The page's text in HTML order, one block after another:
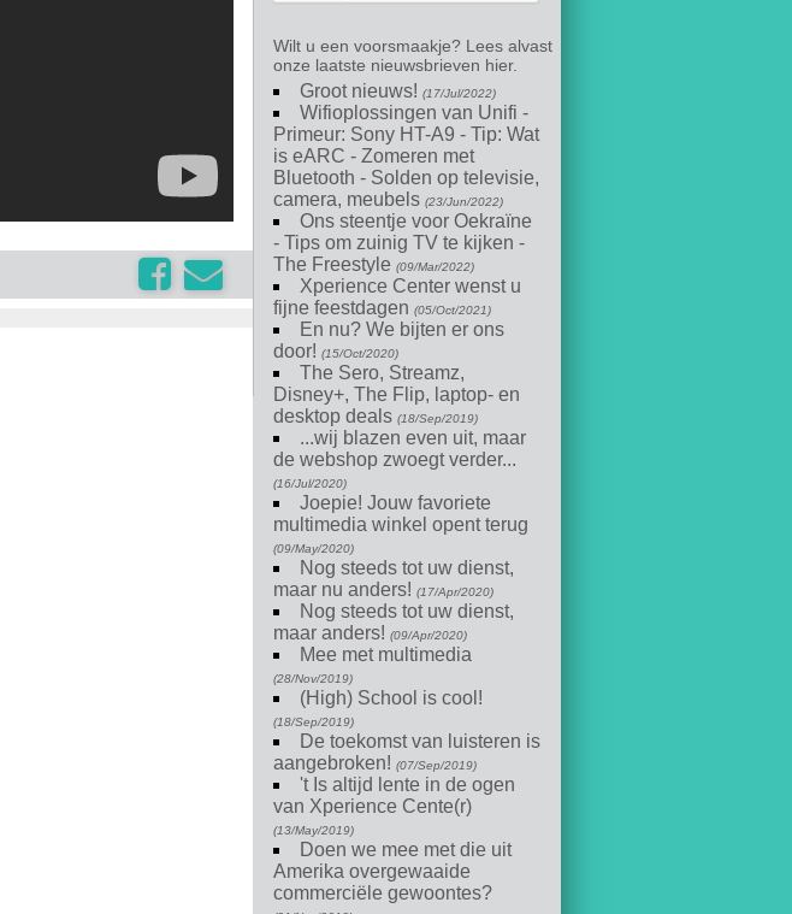
Wilt u een voorsmaakje? Lees alvast
onze laatste nieuwsbrieven hier.
Groot nieuws! (17/Jul/2022)
Wifioplossingen van Unifi -
Primeur: Sony HT-A9 - Tip: Wat
is eARC - Zomeren met
Bluetooth - Solden op televisie,
camera, meubels (23/Jun/2022)
Ons steentje voor Oekraïne
- Tips om zuinig TV te kijken -
The Freestyle (09/Mar/2022)
Xperience Center wenst u
fijne feestdagen (05/Oct/2021)
En nu? We bijten er ons
door! (15/Oct/2020)
The Sero, Streamz,
Disney+, The Flip, laptop- en
desktop deals (18/Sep/2019)
...wij blazen even uit, maar
de webshop zwoegt verder...
(16/Jul/2020)
Joepie! Jouw favoriete
multimedia winkel opent terug
(09/May/2020)
Nog steeds tot uw dienst,
maar nu anders! (17/Apr/2020)
Nog steeds tot uw dienst,
maar anders! (09/Apr/2020)
Mee met multimedia
(28/Nov/2019)
(High) School is cool!
(18/Sep/2019)
De toekomst van luisteren is
aangebroken! (07/Sep/2019)
't Is altijd lente in de ogen
van Xperience Cente(r)
(13/May/2019)
Doen we mee met die uit
Amerika overgewaaide
commerciële gewoontes?